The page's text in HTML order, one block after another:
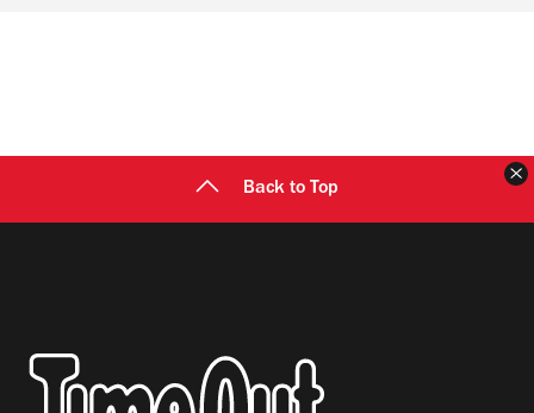
Back to Top